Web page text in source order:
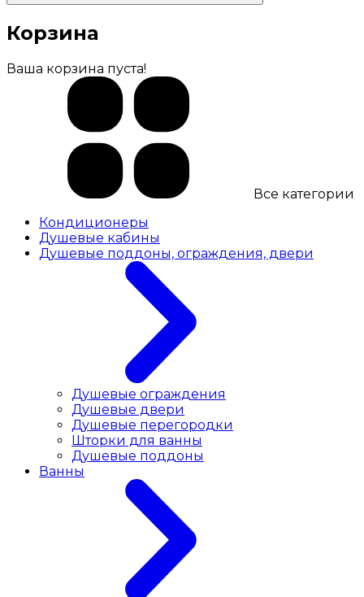
Корзина
Ваша корзина пуста!
Все категории
Кондиционеры
Душевые кабины
Душевые поддоны, ограждения, двери
Душевые ограждения
Душевые двери
Душевые перегородки
Шторки для ванны
Душевые поддоны
Ванны